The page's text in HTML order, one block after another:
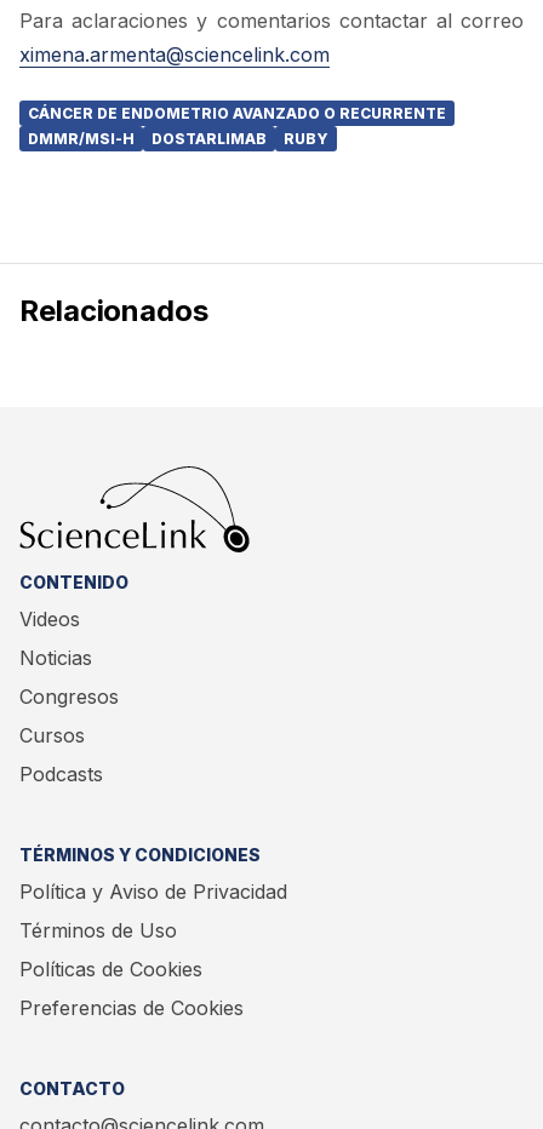
Para aclaraciones y comentarios contactar al correo
ximena.armenta@sciencelink.com
CÁNCER DE ENDOMETRIO AVANZADO O RECURRENTE
DMMR/MSI-H
DOSTARLIMAB RUBY
Relacionados
CONTENIDO
Videos
Noticias
Congresos
Cursos
Podcasts
TÉRMINOS Y CONDICIONES
Política y Aviso de Privacidad
Términos de Uso
Políticas de Cookies
Preferencias de Cookies
CONTACTO